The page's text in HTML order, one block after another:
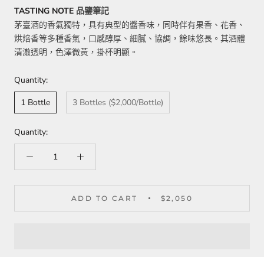
TASTING NOTE 品鑒筆記
茅臺酒的香氣獨特，具有典型的醬香味，同時伴有果香、花香、
烘焙香等多種香氣，口感醇厚、細膩、協調，餘味悠長。其酒體
清澈透明，色澤微黃，掛杯明顯 。
Quantity:
1 Bottle
3 Bottles ($2,000/Bottle)
Quantity:
ADD TO CART $2,050